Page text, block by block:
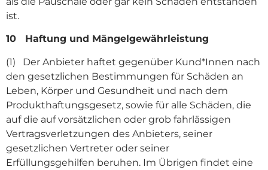
ist.
10 Haftung und Mängelgewährleistung
(1) Der Anbieter haftet gegenüber Kund*Innen nach
den gesetzlichen Bestimmungen für Schäden an
Leben, Körper und Gesundheit und nach dem
Produkthaftungsgesetz, sowie für alle Schäden, die
auf die auf vorsätzlichen oder grob fahrlässigen
Vertragsverletzungen des Anbieters, seiner
gesetzlichen Vertreter oder seiner
Erfüllungsgehilfen beruhen. Im Übrigen findet eine